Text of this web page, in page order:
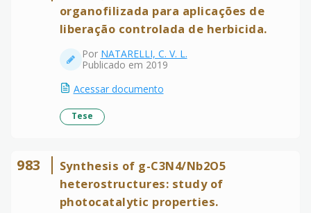
organofilizada para aplicações de
liberação controlada de herbicida.
Por NATARELLI, C. V. L.
Publicado em 2019
Acessar documento
Tese
983
Synthesis of g-C3N4/Nb2O5
heterostructures: study of
photocatalytic properties.